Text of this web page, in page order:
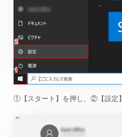
①【スタート】を押し、②【設定